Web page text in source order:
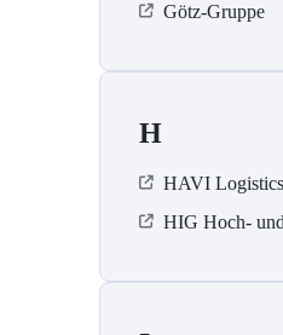
Götz-Gruppe
H
HAVI
HIG Hoch-